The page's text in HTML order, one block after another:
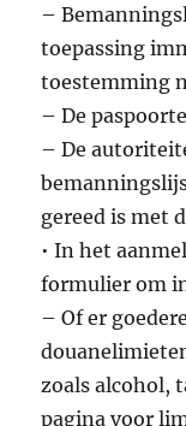
–
toepassing
toestemming
– De
– De
gereed is met
• In het
formulier om
– Of er
zoals alcohol,
pagina voor